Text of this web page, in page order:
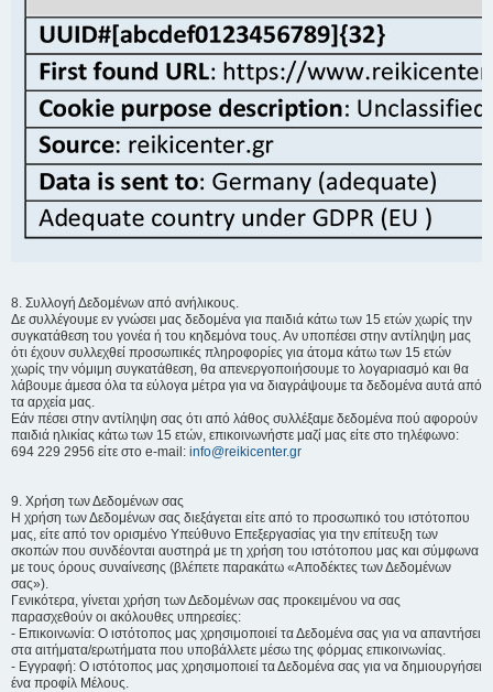
8. Συλλογή Δεδομένων από ανήλικους.
Δε συλλέγουμε εν γνώσει μας δεδομένα για παιδιά κάτω των 15 ετών χωρίς την
συγκατάθεση του γονέα ή του κηδεμόνα τους. Αν υποπέσει στην αντίληψη μας
ότι έχουν συλλεχθεί προσωπικές πληροφορίες για άτομα κάτω των 15 ετών
χωρίς την νόμιμη συγκατάθεση, θα απενεργοποιήσουμε το λογαριασμό και θα
λάβουμε άμεσα όλα τα εύλογα μέτρα για να διαγράψουμε τα δεδομένα αυτά από
τα αρχεία μας.
Εάν πέσει στην αντίληψη σας ότι από λάθος συλλέξαμε δεδομένα πού αφορούν
παιδιά ηλικίας κάτω των 15 ετών, επικοινωνήστε μαζί μας είτε στο τηλέφωνο:
694 229 2956 είτε στο e-mail: info@reikicenter.gr
9. Χρήση των Δεδομένων σας
Η χρήση των Δεδομένων σας διεξάγεται είτε από το προσωπικό του ιστότοπου
μας, είτε από τον ορισμένο Υπεύθυνο Επεξεργασίας για την επίτευξη των
σκοπών που συνδέονται αυστηρά με τη χρήση του ιστότοπου μας και σύμφωνα
με τους όρους συναίνεσης (βλέπετε παρακάτω «Αποδέκτες των Δεδομένων
σας»).
Γενικότερα, γίνεται χρήση των Δεδομένων σας προκειμένου να σας
παρασχεθούν οι ακόλουθες υπηρεσίες:
- Επικοινωνία: Ο ιστότοπος μας χρησιμοποιεί τα Δεδομένα σας για να απαντήσει
στα αιτήματα/ερωτήματα που υποβάλλετε μέσω της φόρμας επικοινωνίας.
- Εγγραφή: Ο ιστότοπος μας χρησιμοποιεί τα Δεδομένα σας για να δημιουργήσει
ένα προφίλ Μέλους.